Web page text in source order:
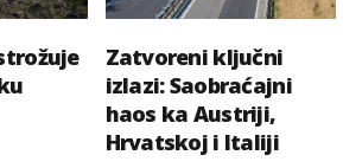
Zatvoreni ključni
izlazi: Saobraćajni
haos ka Austriji,
Hrvatskoj i Italiji